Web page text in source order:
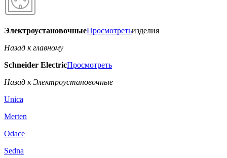
ЭлектроустановочныеПросмотретьизделия
Назад к главному
Schneider ElectricПросмотреть
Назад к Электроустановочные
Unica
Merten
Odace
Sedna